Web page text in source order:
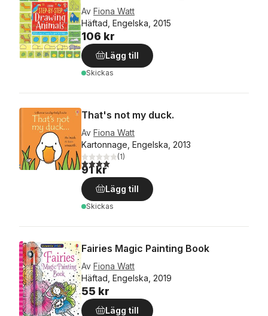
Av Fiona Watt
Häftad, Engelska, 2015
106 kr
Lägg till
Skickas
That's not my duck.
Av Fiona Watt
Kartonnage, Engelska, 2013
4,0utav 5 stjärnor. Totalt antal röster:
(1)
91 kr
Lägg till
Skickas
Fairies Magic Painting Book
Av Fiona Watt
Häftad, Engelska, 2019
55 kr
Lägg till